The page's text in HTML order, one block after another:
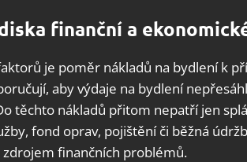
finanční a
je poměr nákladů na bydlení k
aby výdaje na bydlení
těchto nákladů přitom nepatří jen
fond oprav, pojištění či běžná
zdrojem finančních problémů.